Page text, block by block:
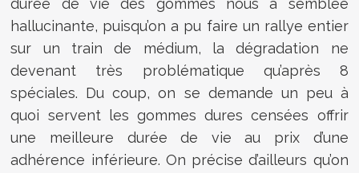
durée de vie des gommes nous a semblée
hallucinante, puisqu’on a pu faire un rallye entier
sur un train de médium, la dégradation ne
devenant très problématique qu’après 8
spéciales. Du coup, on se demande un peu à
quoi servent les gommes dures censées offrir
une meilleure durée de vie au prix d’une
adhérence inférieure. On précise d’ailleurs qu’on